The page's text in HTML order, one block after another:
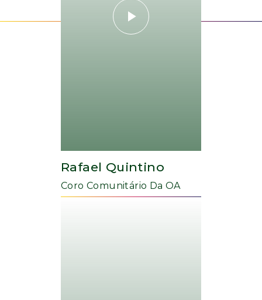
Rafael Quintino
Coro Comunitário Da OA